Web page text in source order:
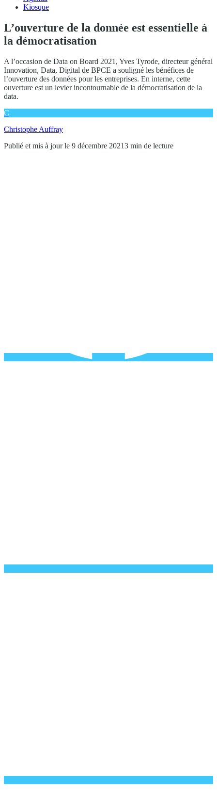
Kiosque
L’ouverture de la donnée est essentielle à
la démocratisation
A l’occasion de Data on Board 2021, Yves Tyrode, directeur général
Innovation, Data, Digital de BPCE a souligné les bénéfices de
l’ouverture des données pour les entreprises. En interne, cette
ouverture est un levier incontournable de la démocratisation de la
data.
C
Christophe Auffray
Publié et mis à jour le 9 décembre 20213 min de lecture